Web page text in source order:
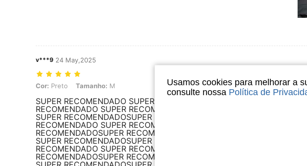
v***9 24 May,2025
Cor: Preto, Tamanho: M
Cor: Preto Tamanho: M
SUPER RECOMENDADO SUPER RECOMENDADO SUPER
RECOMENDADO SUPER RECOMENDADO SUPER RECOMENDADO
SUPER RECOMENDADOSUPER RECOMENDADO SUPER
RECOMENDADO SUPER RECOMENDADOSUPER RECOMENDADO SUPER
RECOMENDADOSUPER RECOMENDADO SUPER
SUPER RECOMENDADOSUPER RECOMENDADO SUPER
RECOMENDADO SUPER RECOMENDADOSUPER RECOMENDADO SUPER
RECOMENDADOSUPER RECOMENDADO SUPER
Usamos cookies para melhorar a
consulte nossa Política de